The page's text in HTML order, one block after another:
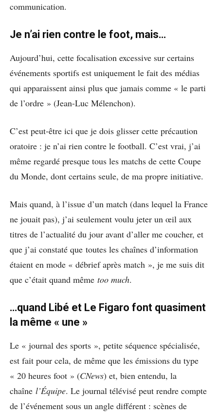
communication.
Je n’ai rien contre le foot, mais…
Aujourd’hui, cette focalisation excessive sur certains
événements sportifs est uniquement le fait des médias
qui apparaissent ainsi plus que jamais comme « le parti
de l’ordre » (Jean-Luc Mélenchon).
C’est peut-être ici que je dois glisser cette précaution
oratoire : je n’ai rien contre le football. C’est vrai, j’ai
même regardé presque tous les matchs de cette Coupe
du Monde, dont certains seule, de ma propre initiative.
Mais quand, à l’issue d’un match (dans lequel la France
ne jouait pas), j’ai seulement voulu jeter un œil aux
titres de l’actualité du jour avant d’aller me coucher, et
que j’ai constaté que toutes les chaînes d’information
étaient en mode « débrief après match », je me suis dit
que c’était quand même too much.
…quand Libé et Le Figaro font quasiment
la même « une »
Le « journal des sports », petite séquence spécialisée,
est fait pour cela, de même que les émissions du type
« 20 heures foot » (CNews) et, bien entendu, la
chaîne l’Équipe. Le journal télévisé peut rendre compte
de l’événement sous un angle différent : scènes de